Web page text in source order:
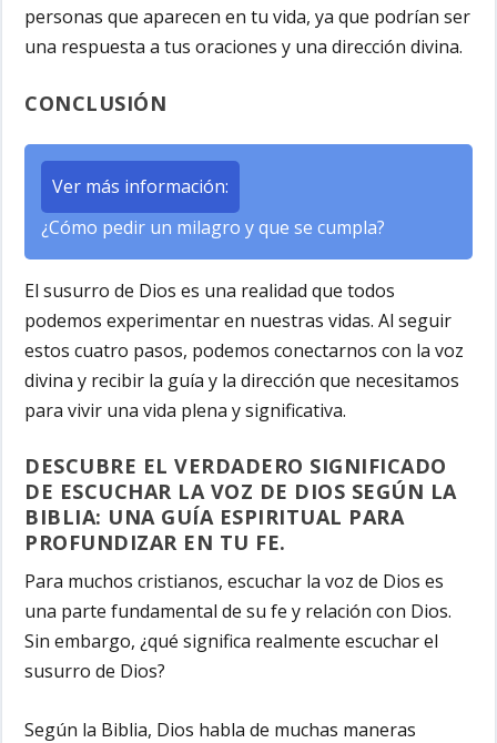
personas que aparecen en tu vida, ya que podrían ser
una respuesta a tus oraciones y una dirección divina.
CONCLUSIÓN
Ver más información:
¿Cómo pedir un milagro y que se cumpla?
El susurro de Dios es una realidad que todos
podemos experimentar en nuestras vidas. Al seguir
estos cuatro pasos, podemos conectarnos con la voz
divina y recibir la guía y la dirección que necesitamos
para vivir una vida plena y significativa.
DESCUBRE EL VERDADERO SIGNIFICADO
DE ESCUCHAR LA VOZ DE DIOS SEGÚN LA
BIBLIA: UNA GUÍA ESPIRITUAL PARA
PROFUNDIZAR EN TU FE.
Para muchos cristianos, escuchar la voz de Dios es
una parte fundamental de su fe y relación con Dios.
Sin embargo, ¿qué significa realmente escuchar el
susurro de Dios?
Según la Biblia, Dios habla de muchas maneras